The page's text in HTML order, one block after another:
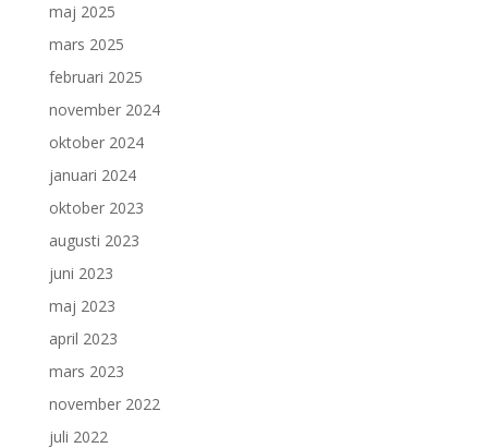
maj 2025
mars 2025
februari 2025
november 2024
oktober 2024
januari 2024
oktober 2023
augusti 2023
juni 2023
maj 2023
april 2023
mars 2023
november 2022
juli 2022